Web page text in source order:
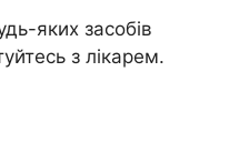
яких засобів
з лікарем.